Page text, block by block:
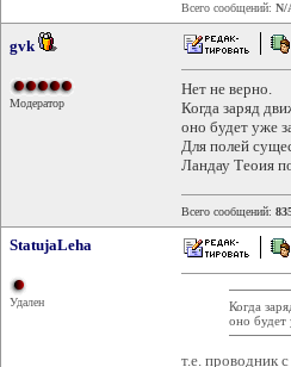
Всего сообщений: N/
gvk
Модератор
Нет не верно.
Когда заряд
оно будет уже
Для полей
Ландау Теоия
Всего сообщений:
StatujaLeha
Удален
Когда
оно будет
т.е. проводник